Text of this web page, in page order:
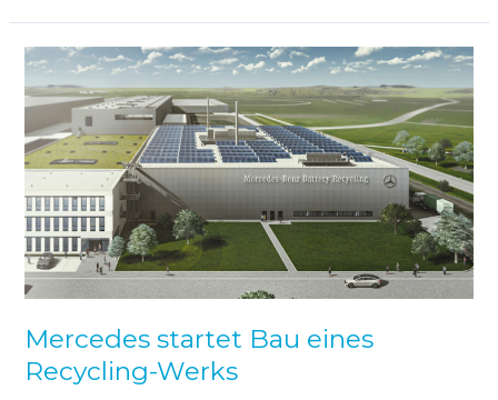
Mercedes startet Bau eines
Recycling-Werks
Mercedes
startet
Bau
eines
Recycling-
Werks